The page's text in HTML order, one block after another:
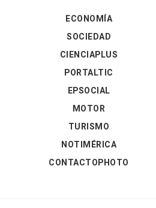
ECONOMÍA
SOCIEDAD
CIENCIAPLUS
PORTALTIC
EPSOCIAL
MOTOR
TURISMO
NOTIMÉRICA
CONTACTOPHOTO